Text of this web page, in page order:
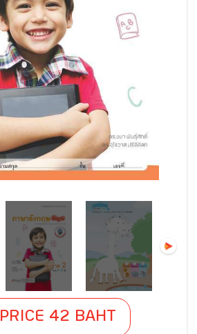
PRICE 42 BAHT